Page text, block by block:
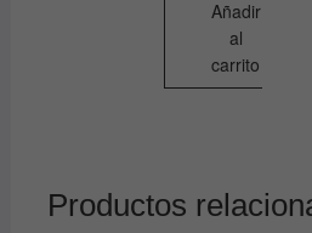
Añadir
al
carrito
Productos